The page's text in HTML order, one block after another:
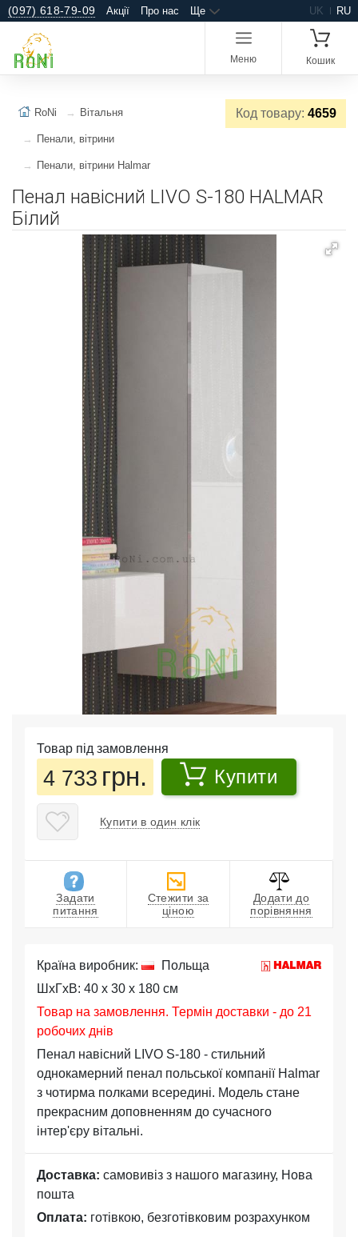
(097) 618-79-09 Акції Про нас Ще UK RU
Меню Кошик
Код товару: 4659
RoNi Вітальня
Пенали, вітрини
Пенали, вітрини Halmar
Пенал навісний LIVO S-180 HALMAR
Білий
Товар під замовлення
4 733 грн. Купити
Купити в один клік
Задати
питання
Стежити за
ціною
Додати до
порівняння
Країна виробник:
Польща
ШхГхВ: 40 x 30 x 180 см
Товар на замовлення. Термін доставки - до 21
робочих днів
Пенал навісний LIVO S-180 - стильний
однокамерний пенал польської компанії Halmar
з чотирма полками всередині. Модель стане
прекрасним доповненням до сучасного
інтер'єру вітальні.
Доставка: самовивіз з нашого магазину, Нова
пошта
Оплата: готівкою, безготівковим розрахунком